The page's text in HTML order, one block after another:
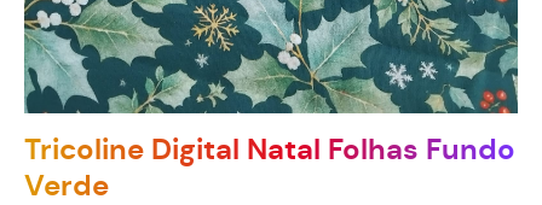
Tricoline Digital Natal Folhas Fundo
Verde